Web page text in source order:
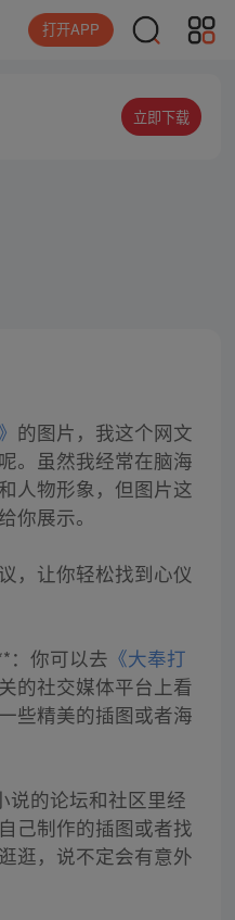
打开APP
立即下载
的图片，我这个网文
。虽然我经常在脑海
人物形象，但图片这
你展示。
，让你轻松找到心仪
：你可以去 《大奉打
的社交媒体平台上看
些精美的插图或者海
说的论坛和社区里经
己制作的插图或者找
逛，说不定会有意外